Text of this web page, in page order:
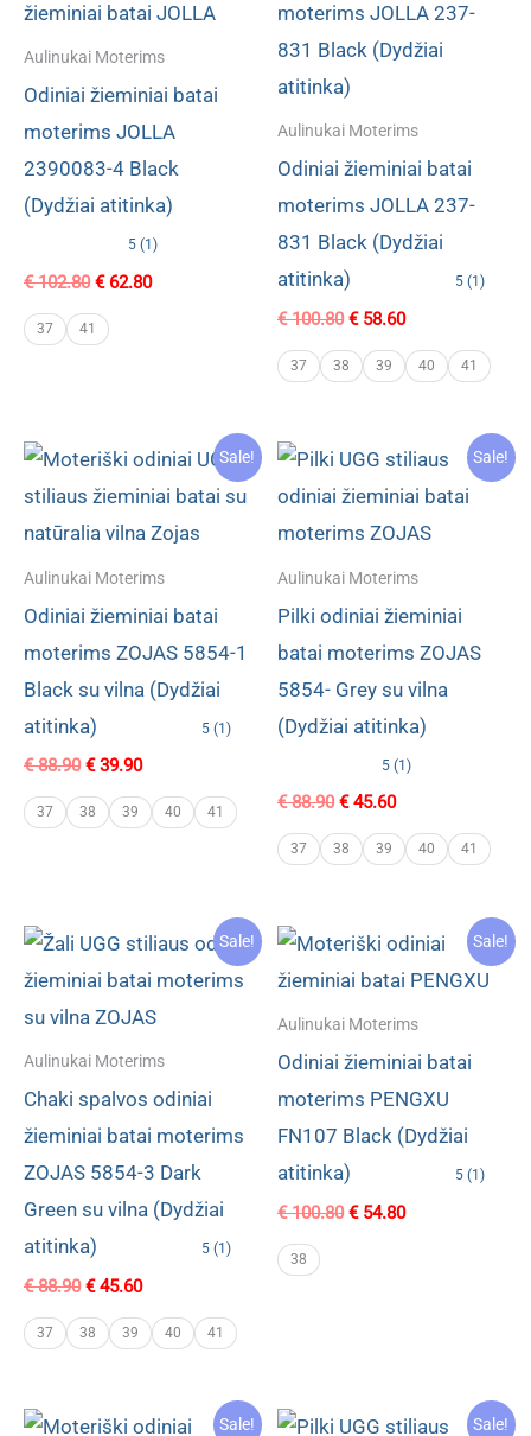
Aulinukai Moterims
Odiniai žieminiai batai
moterims JOLLA
2390083-4 Black
(Dydžiai atitinka)
5 (1)
€102.80 Original
was:
€ 102.80.
€62.80Current
37 41
Aulinukai Moterims
Odiniai žieminiai batai
moterims JOLLA 237-
831 Black (Dydžiai
atitinka)
5 (1)
€100.80 Original
was:
€ 100.80.
€58.60Current
is:
€ 58.60.
37 38 39 40 41
Sale!
Aulinukai Moterims
Odiniai žieminiai batai
moterims ZOJAS 5854-1
Black su vilna (Dydžiai
atitinka)
5 (1)
€88.90 Original
was:
€ 88.90.
€39.90Current
is:
€ 39.90.
37 38 39 40 41
Sale!
Aulinukai Moterims
Pilki odiniai žieminiai
batai moterims ZOJAS
5854- Grey su vilna
(Dydžiai atitinka)
5 (1)
€88.90 Original
was:
€ 88.90.
€45.60Current
is:
€ 45.60.
37 38 39 40 41
Sale!
Aulinukai Moterims
Chaki spalvos odiniai
žieminiai batai moterims
ZOJAS 5854-3 Dark
Green su vilna (Dydžiai
atitinka)
5 (1)
€88.90 Original
was:
€ 88.90.
€45.60Current
is:
€ 45.60.
37 38 39 40 41
Sale!
Aulinukai Moterims
Odiniai žieminiai batai
moterims PENGXU
FN107 Black (Dydžiai
atitinka)
5 (1)
€100.80 Original
€54.80Current
38
Sale! Sale!